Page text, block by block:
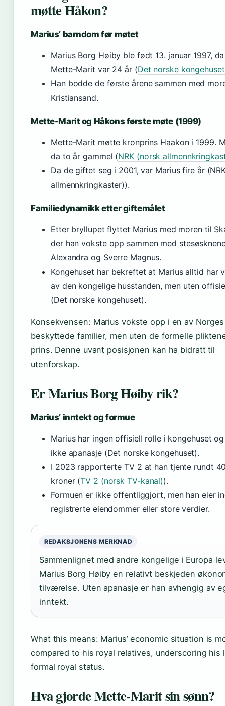
møtte Håkon?
Marius’ barndom før møtet
Marius Borg Høiby ble født 13. januar 1997,
Mette-Marit var 24 år (Det norske kongehuset
Han bodde de første årene sammen med
Kristiansand.
Mette-Marit og Håkons første møte (1999)
Mette-Marit møtte kronprins Haakon i 1999.
da to år gammel (NRK (norsk
Da de giftet seg i 2001, var Marius fire år
allmennkringkaster)).
Familiedynamikk etter giftemålet
Etter bryllupet flyttet Marius med moren til
der han vokste opp sammen med
Alexandra og Sverre Magnus.
Kongehuset har bekreftet at Marius alltid har
av den kongelige husstanden, men uten
(Det norske kongehuset).
Konsekvensen: Marius vokste opp i en av
beskyttede familier, men uten de formelle
prins. Denne uvant posisjonen kan ha bidratt til
utenforskap.
Er Marius Borg Høiby rik?
Marius’ inntekt og formue
Marius har ingen offisiell rolle i kongehuset
ikke apanasje (Det norske kongehuset).
I 2023 rapporterte TV 2 at han tjente rundt
kroner (TV 2 (norsk TV-kanal)).
Formuen er ikke offentliggjort, men han eier
registrerte eiendommer eller store verdier.
REDAKSJONENS MERKNAD
Sammenlignet med andre kongelige i Europa
Marius Borg Høiby en relativt beskjeden
tilværelse. Uten apanasje er han avhengig av
inntekt.
What this means: Marius’ economic situation is
compared to his royal relatives, underscoring his
formal royal status.
Hva gjorde Mette-Marit sin sønn?